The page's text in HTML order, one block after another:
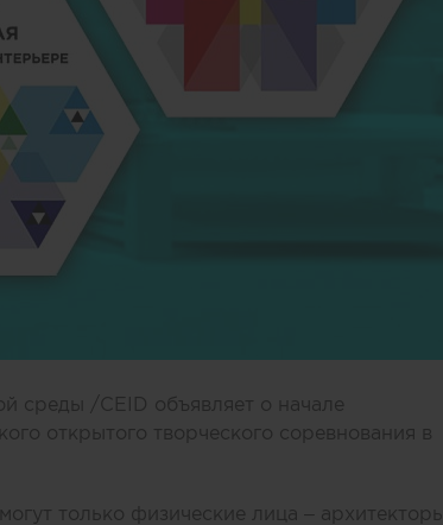
среды /CEID объявляет о начале
открытого творческого соревнования в
только физические лица – архитекторы,